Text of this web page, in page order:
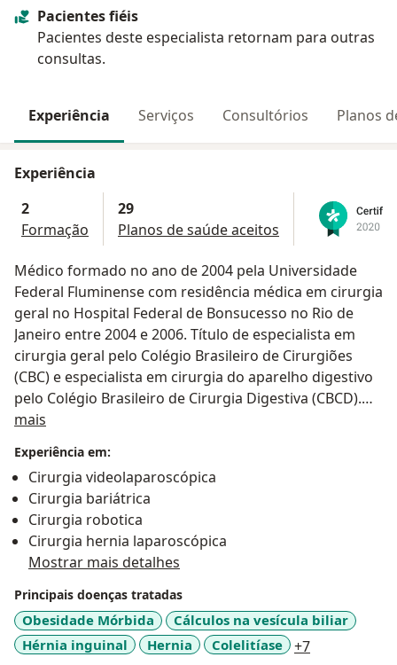
Pacientes fiéis
Pacientes deste especialista retornam para outras
consultas.
Experiência Serviços Consultórios Planos
Experiência
2
Formação
29
Planos de saúde aceitos
Médico formado no ano de 2004 pela Universidade
Federal Fluminense com residência médica em cirurgia
geral no Hospital Federal de Bonsucesso no Rio de
Janeiro entre 2004 e 2006. Título de especialista em
cirurgia geral pelo Colégio Brasileiro de Cirurgiões
(CBC) e especialista em cirurgia do aparelho digestivo
pelo Colégio Brasileiro de Cirurgia Digestiva (CBCD).
Membro titular do CBC, CBCD, SOBRACIL (Sociedade
Brasileira de Cirurgia Laparoscópica e Robótica),
Fellow do American College of Surgeons (ACS), além de
ser membro da SBH (Sociedade Brasileira de Hérnia),
SBCBM (Sociedade Brasileira de Cirurgia Bariátrica e
Metabólica) e IFSO (International Federetion for the
Surgery of Obesity).
Dedicado ao tratamento de patologias cirúrgicas por
via convencional, laparoscópica ou robótica.
Especial interesse em cirurgia bariátrica, cirurgias do
aparelho digestivo e cirurgias da parede abdominal
(hérnias).
mais
Experiência em:
Cirurgia videolaparoscópica
Cirurgia bariátrica
Cirurgia robotica
Cirurgia hernia laparoscópica
Mostrar mais detalhes
Principais doenças tratadas
Obesidade Mórbida
Cálculos na vesícula biliar
Hérnia inguinal
Hernia Colelitíase +7